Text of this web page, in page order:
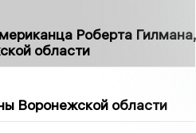
Роберта Гилмана,
области
Воронежской области